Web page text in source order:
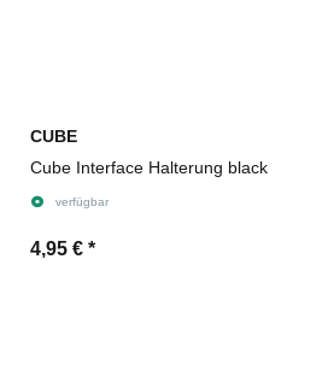
CUBE
Cube Interface Halterung black
verfügbar
4,95 € *